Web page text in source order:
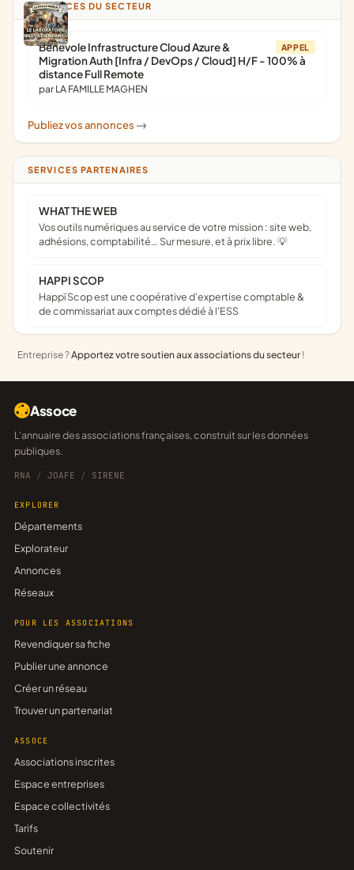
ANNONCES DU SECTEUR
APPEL
Bénévole Infrastructure Cloud Azure &
Migration Auth [Infra / DevOps / Cloud] H/F - 100% à
distance Full Remote
par LA FAMILLE MAGHEN
Publiez vos annonces ->
SERVICES PARTENAIRES
WHAT THE WEB
Vos outils numériques au service de votre mission : site web,
adhésions, comptabilité… Sur mesure, et à prix libre. 💡
HAPPI SCOP
Happï Scop est une coopérative d’expertise comptable &
de commissariat aux comptes dédié à l'ESS
Entreprise ?Apportez votre soutien aux associations du secteur !
Assoce
L'annuaire des associations françaises, construit sur les données
publiques.
RNA / JOAFE / SIRENE
EXPLORER
Départements
Explorateur
Annonces
Réseaux
POUR LES ASSOCIATIONS
Revendiquer sa fiche
Publier une annonce
Créer un réseau
Trouver un partenariat
ASSOCE
Associations inscrites
Espace entreprises
Espace collectivités
Tarifs
Soutenir